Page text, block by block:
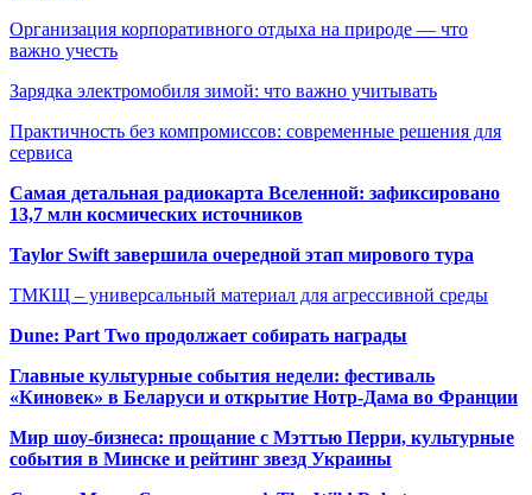
Организация корпоративного отдыха на природе — что
важно учесть
Зарядка электромобиля зимой: что важно учитывать
Практичность без компромиссов: современные решения для
сервиса
Самая детальная радиокарта Вселенной: зафиксировано
13,7 млн космических источников
Taylor Swift завершила очередной этап мирового тура
ТМКЩ – универсальный материал для агрессивной среды
Dune: Part Two продолжает собирать награды
Главные культурные события недели: фестиваль
«Киновек» в Беларуси и открытие Нотр-Дама во Франции
Мир шоу-бизнеса: прощание с Мэттью Перри, культурные
события в Минске и рейтинг звезд Украины